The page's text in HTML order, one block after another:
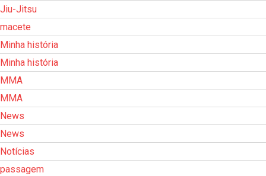
Jiu-Jitsu
macete
Minha história
Minha história
MMA
MMA
News
News
Notícias
passagem